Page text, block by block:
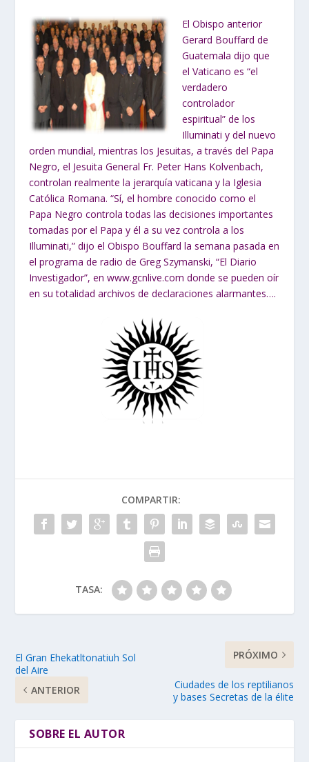
El Obispo anterior
Gerard Bouffard de
Guatemala dijo que
el Vaticano es “el
verdadero
controlador
espiritual” de los
Illuminati y del nuevo
orden mundial, mientras los Jesuitas, a través del Papa
Negro, el Jesuita General Fr. Peter Hans Kolvenbach,
controlan realmente la jerarquía vaticana y la Iglesia
Católica Romana. “Sí, el hombre conocido como el
Papa Negro controla todas las decisiones importantes
tomadas por el Papa y él a su vez controla a los
Illuminati,” dijo el Obispo Bouffard la semana pasada en
el programa de radio de Greg Szymanski, “El Diario
Investigador”, en www.gcnlive.com donde se pueden oír
en su totalidad archivos de declaraciones alarmantes….
COMPARTIR:
TASA:
El Gran Ehekatltonatiuh Sol
del Aire
ANTERIOR
PRÓXIMO
Ciudades de los reptilianos
y bases Secretas de la élite
SOBRE EL AUTOR